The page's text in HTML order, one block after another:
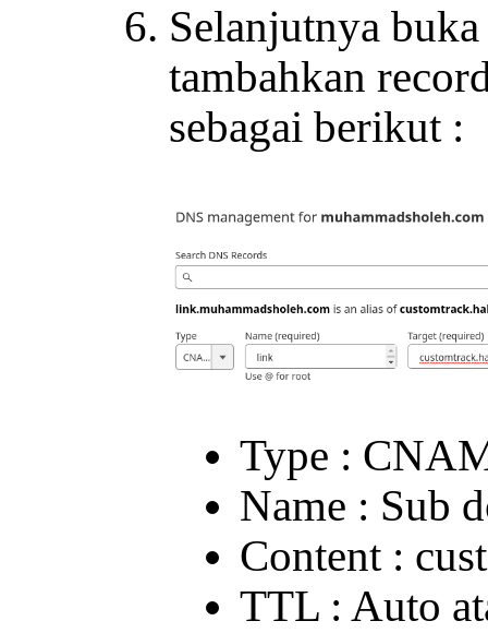
Selanjutnya
tambahkan
sebagai berikut :
Type :
Name : Sub
Content :
TTL : Auto